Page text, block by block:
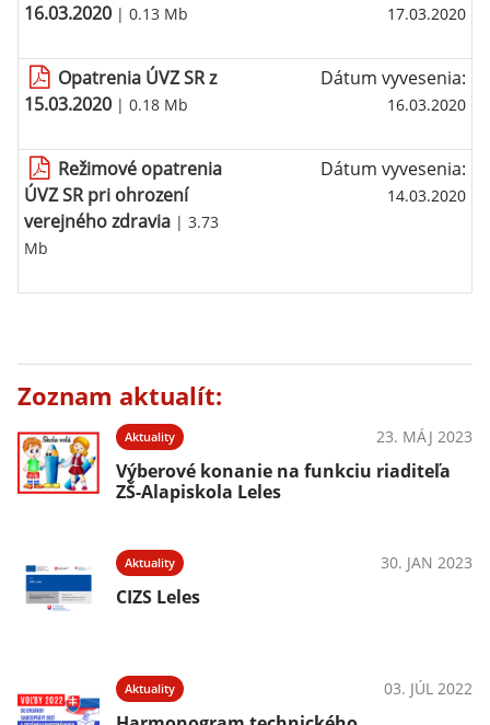
16.03.2020 | 0.13 Mb 17.03.2020
Opatrenia ÚVZ SR z
15.03.2020 | 0.18 Mb
Dátum vyvesenia:
16.03.2020
Režimové opatrenia
ÚVZ SR pri ohrození
verejného zdravia | 3.73
Mb
Dátum vyvesenia:
14.03.2020
Zoznam aktualít:
Aktuality 23. MÁJ 2023
Výberové konanie na funkciu riaditeľa
ZŠ-Alapiskola Leles
Aktuality 30. JAN 2023
CIZS Leles
Aktuality 03. JÚL 2022